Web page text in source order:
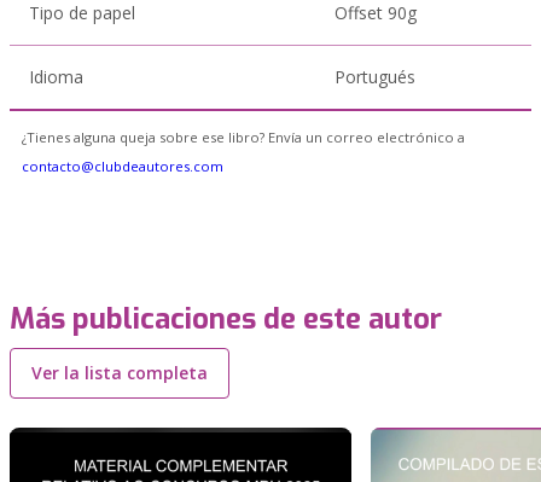
Tipo de papel Offset 90g
Idioma Portugués
¿Tienes alguna queja sobre ese libro? Envía un correo electrónico a
contacto@clubdeautores.com
Más publicaciones de este autor
Ver la lista completa